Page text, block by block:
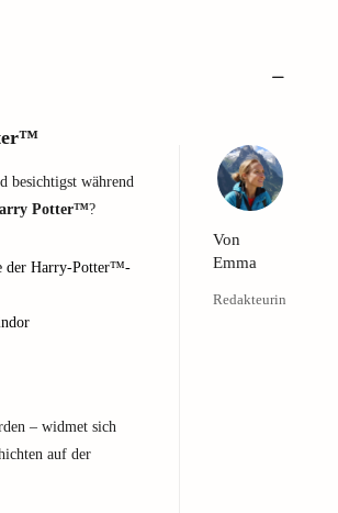
besichtigst während
Potter™?
der Harry-Potter™-
– widmet sich
auf der
Von
Emma
Redakteurin